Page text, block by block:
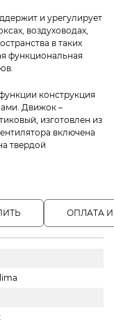
и урегулирует
воздуховодах,
в таких
функциональная
конструкция
Движок –
изготовлен из
включена
твердой
ОПЛАТА